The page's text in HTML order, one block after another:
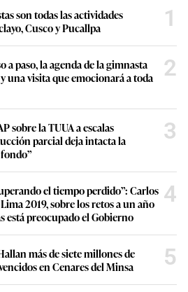
son todas las actividades
Cusco y Pucallpa
1
a paso, la agenda de la gimnasta
una visita que emocionará a toda
2
sobre la TUUA a escalas
parcial deja intacta la
3
el tiempo perdido”: Carlos
2019, sobre los retos a un año
está preocupado el Gobierno
4
más de siete millones de
en Cenares del Minsa
5